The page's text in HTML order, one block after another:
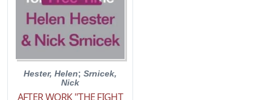
Hester, Helen; Srnicek,
Nick
AFTER WORK "THE FIGHT